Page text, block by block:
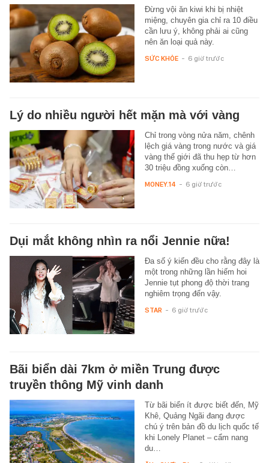
Đừng vội ăn kiwi khi bị nhiệt
miệng, chuyên gia chỉ ra 10 điều
cần lưu ý, không phải ai cũng
nên ăn loại quả này.
SỨC KHỎE - 6 giờ trước
Lý do nhiều người hết mặn mà với vàng
Chỉ trong vòng nửa năm, chênh
lệch giá vàng trong nước và giá
vàng thế giới đã thu hẹp từ hơn
30 triệu đồng xuống còn…
MONEY.14 - 6 giờ trước
Dụi mắt không nhìn ra nổi Jennie nữa!
Đa số ý kiến đều cho rằng đây là
một trong những lần hiếm hoi
Jennie tụt phong độ thời trang
nghiêm trọng đến vậy.
STAR - 6 giờ trước
Bãi biển dài 7km ở miền Trung được
truyền thông Mỹ vinh danh
Từ bãi biển ít được biết đến, Mỹ
Khê, Quảng Ngãi đang được
chú ý trên bản đồ du lịch quốc tế
khi Lonely Planet – cẩm nang
du…